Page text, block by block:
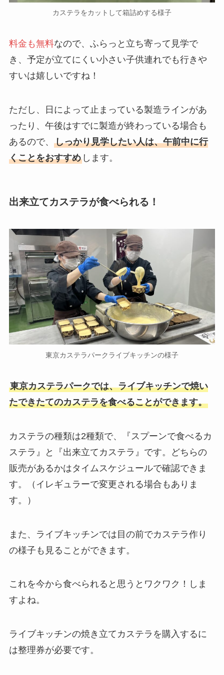
カステラをカットして箱詰めする様子
料金も無料なので、ふらっと立ち寄って見学で
き、予定が立てにくい小さい子供連れでも行きや
すいは嬉しいですね！
ただし、日によって止まっている製造ラインがあ
ったり、午後はすでに製造が終わっている場合も
あるので、 しっかり見学したい人は、午前中に行
くことをおすすめします。
出来立てカステラが食べられる！
東京カステラパークライブキッチンの様子
東京カステラパークでは、ライブキッチンで焼い
たできたてのカステラを食べることができます。
カステラの種類は2種類で、『スプーンで食べるカ
ステラ』と『出来立てカステラ』です。どちらの
販売があるかはタイムスケジュールで確認できま
す。（イレギュラーで変更される場合もありま
す。）
また、ライブキッチンでは目の前でカステラ作り
の様子も見ることができます。
これを今から食べられると思うとワクワク！しま
すよね。
ライブキッチンの焼き立てカステラを購入するに
は整理券が必要です。